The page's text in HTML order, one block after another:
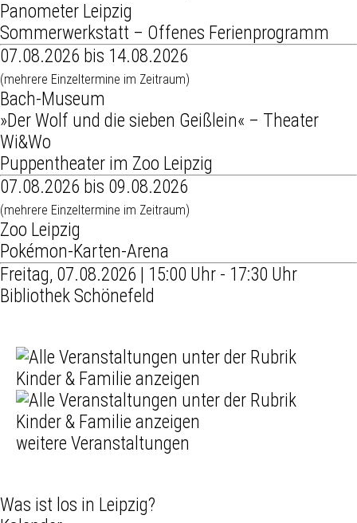
Panometer Leipzig
Sommerwerkstatt – Offenes Ferienprogramm
07.08.2026 bis 14.08.2026
(mehrere Einzeltermine im Zeitraum)
Bach-Museum
»Der Wolf und die sieben Geißlein« – Theater
Wi&Wo
Puppentheater im Zoo Leipzig
07.08.2026 bis 09.08.2026
(mehrere Einzeltermine im Zeitraum)
Zoo Leipzig
Pokémon-Karten-Arena
Freitag, 07.08.2026 | 15:00 Uhr - 17:30 Uhr
Bibliothek Schönefeld
weitere Veranstaltungen
Was ist los in Leipzig?